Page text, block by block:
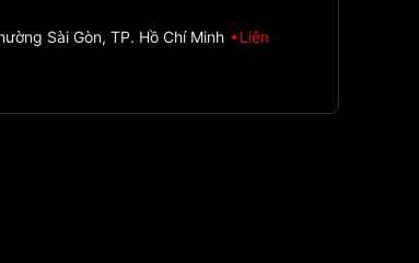
Sài Gòn, TP. Hồ Chí Minh
Liên